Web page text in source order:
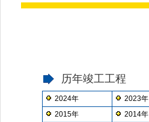
历年竣工工程
2024年 2023年
2015年
2014年